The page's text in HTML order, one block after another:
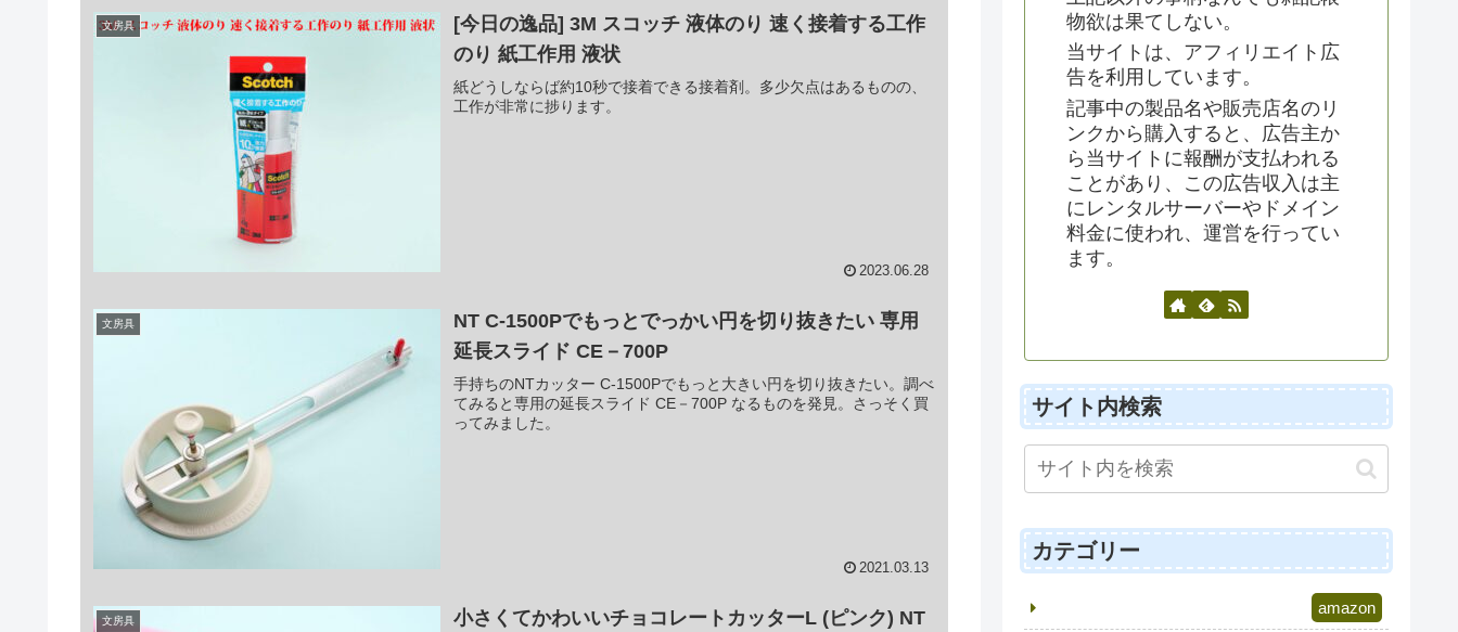
文房具
[今日の逸品] 3M スコッチ 液体のり 速く接着する工作
のり 紙工作用 液状
紙どうしならば約10秒で接着できる接着剤。多少欠点はあるものの、
工作が非常に捗ります。
2023.06.28
文房具
NT C-1500Pでもっとでっかい円を切り抜きたい 専用
延長スライド CE－700P
手持ちのNTカッター C-1500Pでもっと大きい円を切り抜きたい。調べ
てみると専用の延長スライド CE－700P なるものを発見。さっそく買
ってみました。
2021.03.13
文房具
小さくてかわいいチョコレートカッターL (ピンク) NT
物欲は果てしない。
当サイトは、アフィリエイト広
告を利用しています。
記事中の製品名や販売店名のリ
ンクから購入すると、広告主か
ら当サイトに報酬が支払われる
ことがあり、この広告収入は主
にレンタルサーバーやドメイン
料金に使われ、運営を行ってい
ます。
サイト内検索
カテゴリー
amazon